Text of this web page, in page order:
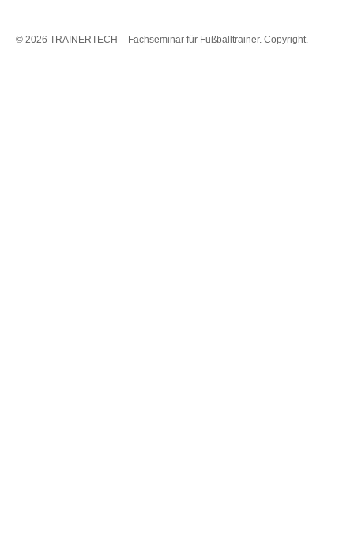
© 2026 TRAINERTECH – Fachseminar für Fußballtrainer. Copyright.